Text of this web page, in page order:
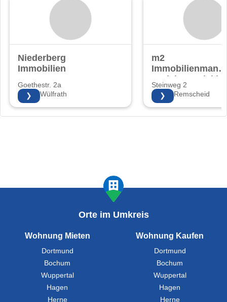
Niederberg
Immobilien
Goethestr. 2a
42489 Wülfrath
❯
m2
KG
Steinweg 2
42853 Remscheid
❯
Orte im Umkreis
Wohnung Mieten
Dortmund
Bochum
Wuppertal
Hagen
Herne
Wohnung Kaufen
Dortmund
Bochum
Wuppertal
Hagen
Herne